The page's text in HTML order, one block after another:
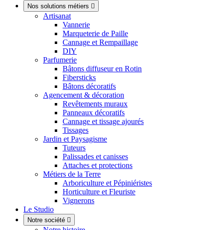
Nos solutions métiers 
Artisanat
Vannerie
Marqueterie de Paille
Cannage et Rempaillage
DIY
Parfumerie
Bâtons diffuseur en Rotin
Fibersticks
Bâtons décoratifs
Agencement & décoration
Revêtements muraux
Panneaux décoratifs
Cannage et tissage ajourés
Tissages
Jardin et Paysagisme
Tuteurs
Palissades et canisses
Attaches et protections
Métiers de la Terre
Arboriculture et Pépiniéristes
Horticulture et Fleuriste
Vignerons
Le Studio
Notre société 